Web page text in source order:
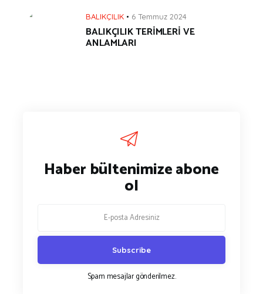
BALIKÇILIK 6 Temmuz 2024
BALIKÇILIK TERİMLERİ VE
ANLAMLARI
Haber bültenimize abone
ol
Spam mesajlar gönderilmez.